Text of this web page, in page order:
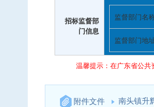
招标监督部
门信息
监督部门名
监督部门地
温馨提示：在广东省公共
附件文件 南头镇升